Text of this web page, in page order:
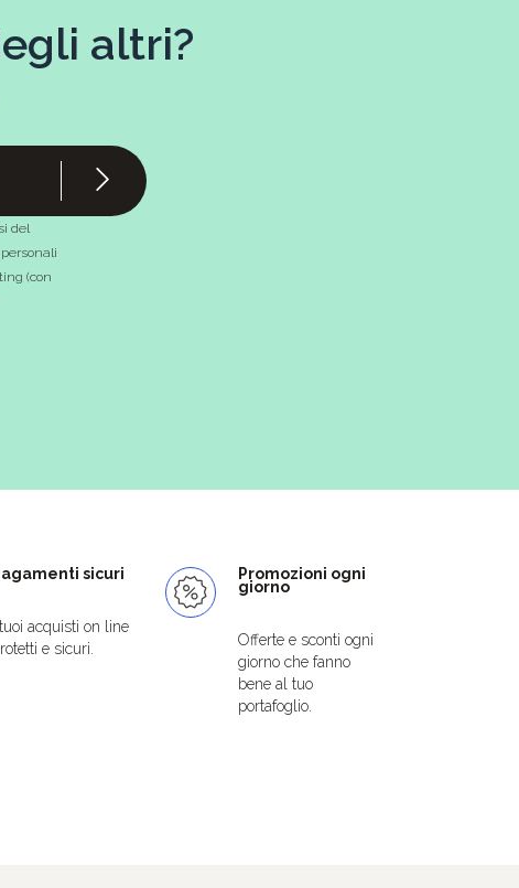
altri?
del
(con
sicuri
I tuoi acquisti on line
e sicuri.
Promozioni ogni
giorno
Offerte e sconti ogni
giorno che fanno
bene al tuo
portafoglio.